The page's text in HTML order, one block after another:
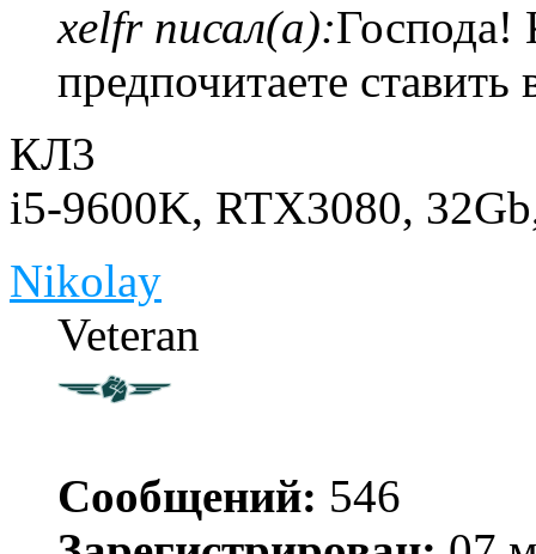
xelfr писал(а):Господа!
предпочитаете ставить
КЛ3
i5-9600K, RTX3080,
Nikolay
Veteran
Сообщений: 546